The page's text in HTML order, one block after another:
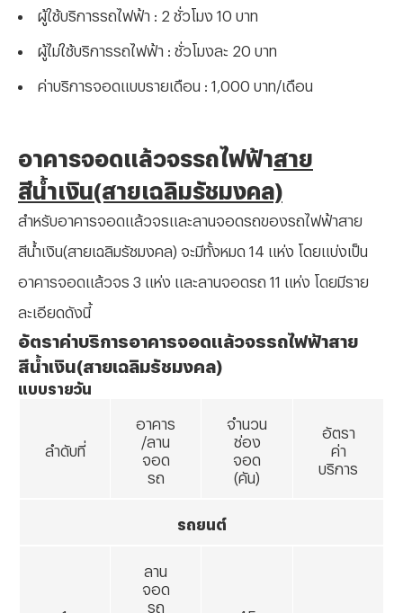
ผู้ใช้บริการรถไฟฟ้า : 2 ชั่วโมง 10 บาท
ผู้ไม่ใช้บริการรถไฟฟ้า : ชั่วโมงละ 20 บาท
ค่าบริการจอดแบบรายเดือน : 1,000 บาท/เดือน
อาคารจอดแล้วจรรถไฟฟ้าสาย
สีน้ำเงิน(สายเฉลิมรัชมงคล)
สำหรับอาคารจอดแล้วจรและลานจอดรถของรถไฟฟ้าสาย
สีน้ำเงิน(สายเฉลิมรัชมงคล) จะมีทั้งหมด 14 แห่ง โดยแบ่งเป็น
อาคารจอดแล้วจร 3 แห่ง และลานจอดรถ 11 แห่ง โดยมีราย
ละเอียดดังนี้
อัตราค่าบริการอาคารจอดแล้วจรรถไฟฟ้าสาย
สีน้ำเงิน(สายเฉลิมรัชมงคล)
แบบรายวัน
ลำดับที่
อาคาร
/ลาน
จอด
รถ
จำนวน
ช่อง
จอด
(คัน)
อัตรา
ค่า
บริการ
รถยนต์
ลาน
จอด
รถ